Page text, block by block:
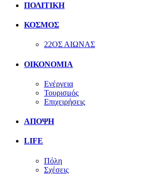
ΠΟΛΙΤΙΚΗ
ΚΟΣΜΟΣ
22ΟΣ ΑΙΩΝΑΣ
ΟΙΚΟΝΟΜΙΑ
Ενέργεια
Τουρισμός
Επιχειρήσεις
ΑΠΟΨΗ
LIFE
Πόλη
Σχέσεις